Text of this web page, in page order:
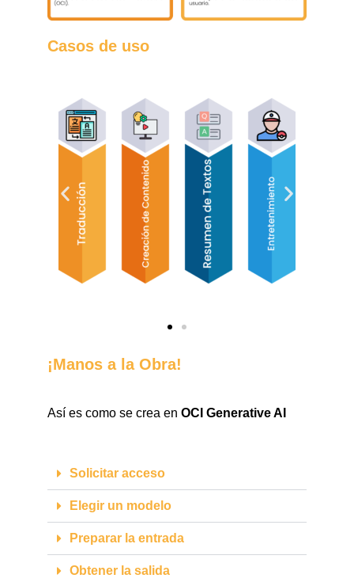
Casos de uso
¡Manos a la Obra!
Así es como se crea en OCI Generative AI
Solicitar acceso
Elegir un modelo
Preparar la entrada
Obtener la salida